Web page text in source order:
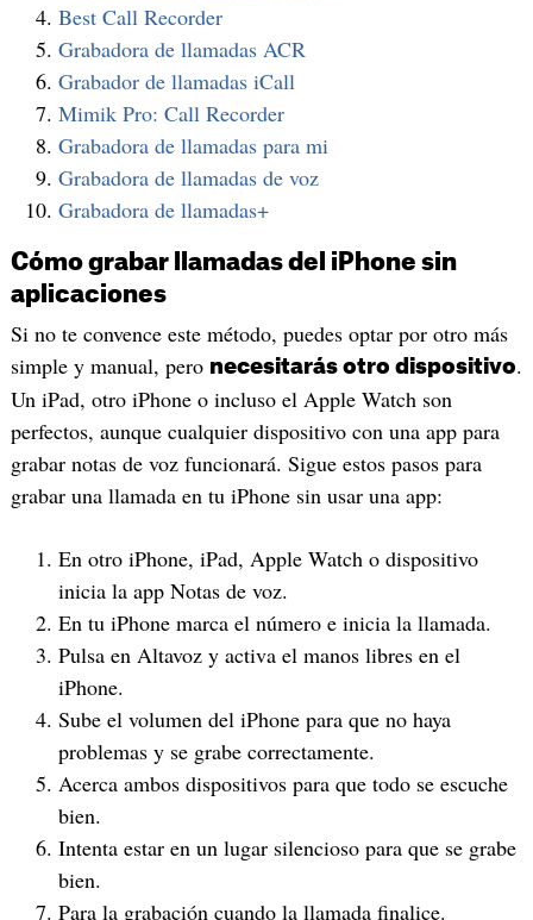
Best Call Recorder
Grabadora de llamadas ACR
Grabador de llamadas iCall
Mimik Pro: Call Recorder
Grabadora de llamadas para mi
Grabadora de llamadas de voz
Grabadora de llamadas+
Cómo grabar llamadas del iPhone sin
aplicaciones
Si no te convence este método, puedes optar por otro más
simple y manual, pero necesitarás otro dispositivo.
Un iPad, otro iPhone o incluso el Apple Watch son
perfectos, aunque cualquier dispositivo con una app para
grabar notas de voz funcionará. Sigue estos pasos para
grabar una llamada en tu iPhone sin usar una app:
En otro iPhone, iPad, Apple Watch o dispositivo
inicia la app Notas de voz.
En tu iPhone marca el número e inicia la llamada.
Pulsa en Altavoz y activa el manos libres en el
iPhone.
Sube el volumen del iPhone para que no haya
problemas y se grabe correctamente.
Acerca ambos dispositivos para que todo se escuche
bien.
Intenta estar en un lugar silencioso para que se grabe
bien.
Para la grabación cuando la llamada finalice.